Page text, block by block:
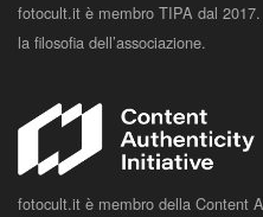
fotocult.it è membro TIPA dal 2017.
la filosofia dell’associazione.
fotocult.it è membro della Content